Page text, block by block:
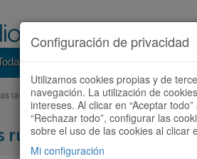
las rutas Buscador
las rutas
rutas
Configuración de privacidad
Utilizamos cookies propias y de
navegación. La utilización de
intereses. Al clicar en “Aceptar
“Rechazar todo”, configurar las
sobre el uso de las cookies al clicar
Mi configuración